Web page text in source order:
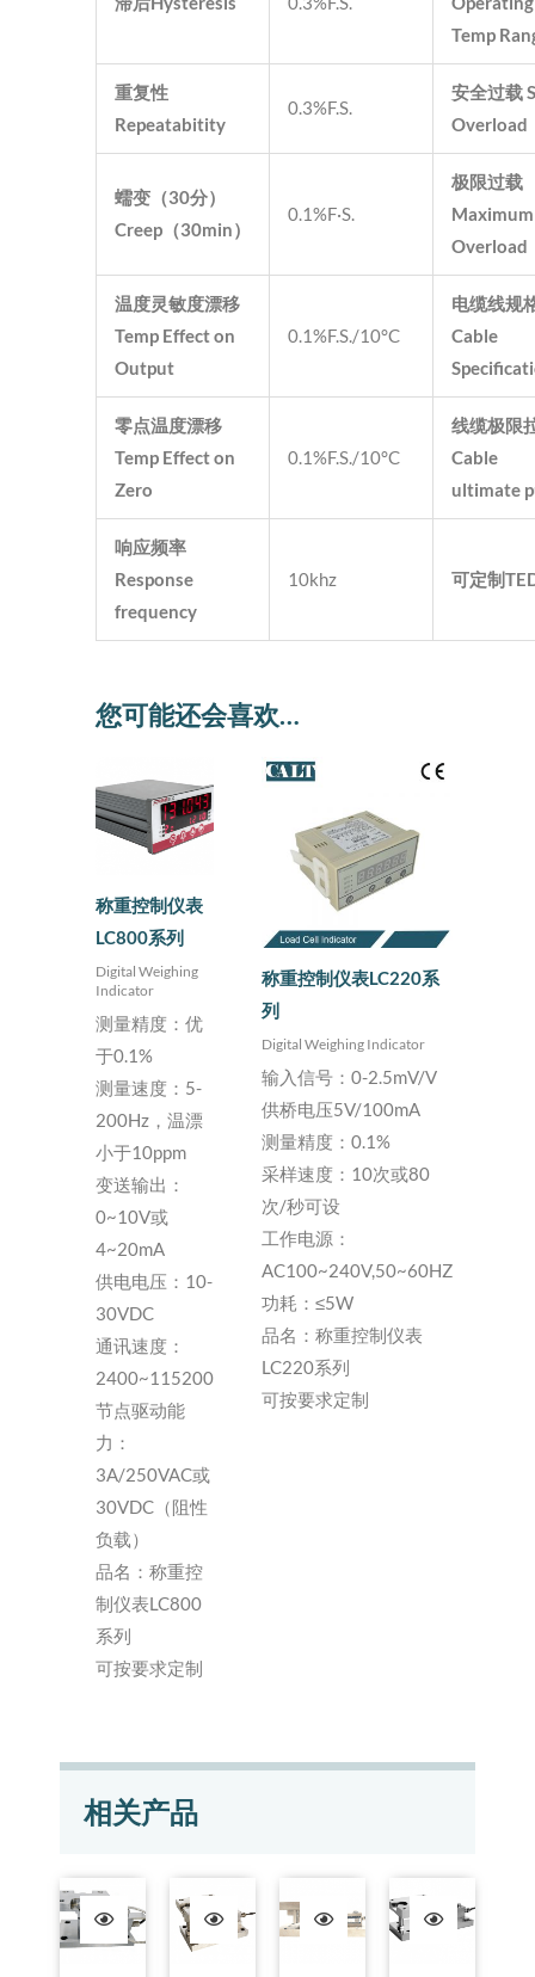
Temp
重复性
Repeatabitity
0.3%F.S.
安全过载
Overload
蠕变（30分）
Creep（30min）
0.1%F·S.
极限过载
Maximum
Overload
温度灵敏度漂移
Temp Effect on
Output
0.1%F.S./10°C
电缆线规
Cable
零点温度漂移
Temp Effect on
Zero
0.1%F.S./10°C
线缆极限
Cable
ultimate
响应频率
Response
frequency
10khz 可定制
您可能还会喜欢…
称重控制仪表
LC800系列
Digital Weighing
Indicator
测量精度：优
于0.1%
测量速度：5-
200Hz，温漂
小于10ppm
变送输出：
0~10V或
4~20mA
供电电压：10-
30VDC
通讯速度：
2400~115200
节点驱动能
力：
3A/250VAC或
30VDC（阻性
负载）
品名：称重控
制仪表LC800
系列
可按要求定制
称重控制仪表LC220系
列
Digital Weighing Indicator
输入信号：0-2.5mV/V
供桥电压5V/100mA
测量精度：0.1%
采样速度：10次或80
次/秒可设
工作电源：
AC100~240V,50~60HZ
功耗：≤5W
品名：称重控制仪表
LC220系列
可按要求定制
相关产品